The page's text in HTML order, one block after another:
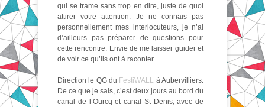
qui se trame sans trop en dire, juste de quoi
attirer votre attention. Je ne connais pas
personnellement mes interlocuteurs, je n’ai
d’ailleurs pas préparer de questions pour
cette rencontre. Envie de me laisser guider et
de voir ce qu’ils ont à raconter.
Direction le QG du FestiWALL
à Aubervilliers.
De ce que je sais, c’est deux jours au bord du
canal de l’Ourcq et canal St Denis, avec de